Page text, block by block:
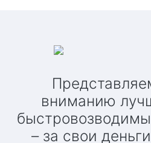
Представляем Вашему
вниманию
– за свои